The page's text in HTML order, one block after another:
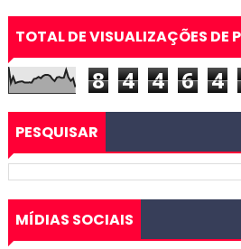
TOTAL DE VISUALIZAÇÕES DE
8 4 4 6 4
PESQUISAR
MÍDIAS SOCIAIS